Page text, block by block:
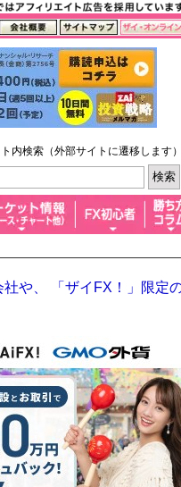
内検索（外部サイトに遷移します）
や、 「ザイFX！」限定